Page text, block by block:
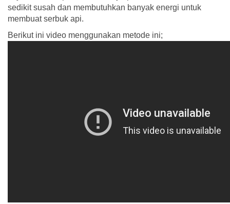
sedikit susah dan membutuhkan banyak energi untuk
membuat serbuk api.
Berikut ini video menggunakan metode ini;